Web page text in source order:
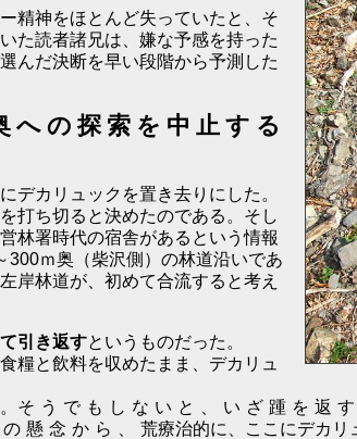
精神をほとんど失っていたと、そ
た読者諸兄は、嫌な予感を持った
んだ決断を早い段階から予測した
への探索を中止する
デカリュックを置き去りにした。
打ち切ると決めたのである。そし
林署時代の宿舎があるという情報
300ｍ奥（柴沢側）の林道沿いであ
岸林道が、初めて合流すると考え
引き返すというものだった。
糧と飲料を収めたまま、デカリュ
そうでもしないと、いざ踵を返
懸念から、 荒療治的に、ここにデカリ